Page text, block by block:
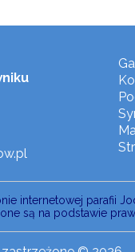
internetowej parafii
są na podstawie